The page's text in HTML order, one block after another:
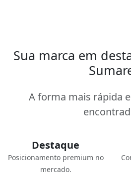
Sua marca em
A forma mais rápida
Destaque
Posicionamento premium no
mercado.